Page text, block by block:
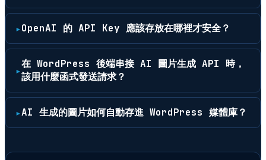
OpenAI 的 API Key 應該存放在哪裡才安全？
在 WordPress 後端串接 AI 圖片生成 API 時，
該用什麼函式發送請求？
AI 生成的圖片如何自動存進 WordPress 媒體庫？